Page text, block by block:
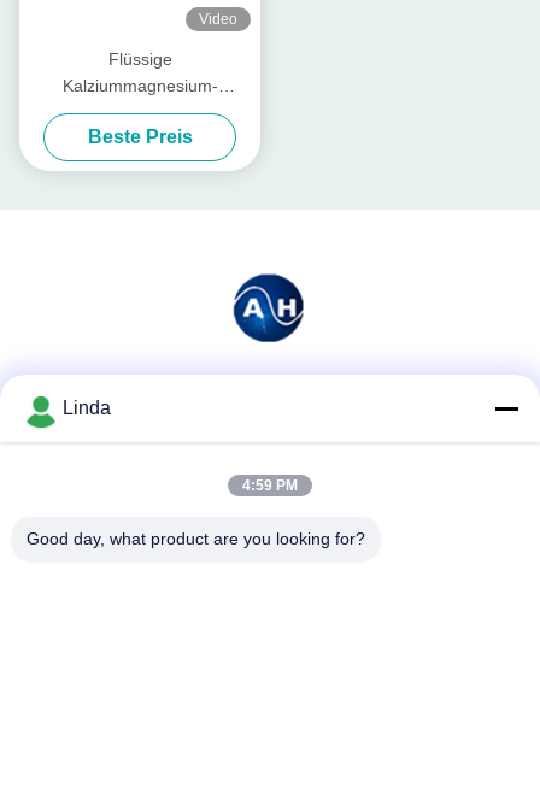
Video
Flüssige
Kalziummagnesium-
Düngemittel-Aminosäure
chelierte
Beste Preis
Linda
4:59 PM
Good day, what product are you looking for?